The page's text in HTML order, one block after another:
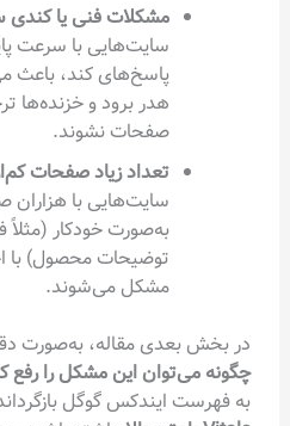
مشکلات فنی یا کندی
سایت‌هایی با سرعت
پاسخ‌های کند،
هدر برود و خزنده‌ها
صفحات نشوند.
تعداد زیاد صفحات
سایت‌هایی با هزاران
به‌صورت خودکار
توضیحات محصول) با
مشکل می‌شوند.
در بخش بعدی مقاله، به‌صورت
چگونه می‌توان این مشکل را رفع
به فهرست ایندکس گوگل